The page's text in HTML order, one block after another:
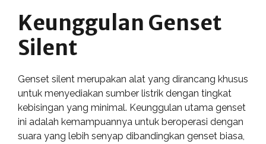
Keunggulan Genset
Silent
Genset silent merupakan alat yang dirancang khusus
untuk menyediakan sumber listrik dengan tingkat
kebisingan yang minimal. Keunggulan utama genset
ini adalah kemampuannya untuk beroperasi dengan
suara yang lebih senyap dibandingkan genset biasa,